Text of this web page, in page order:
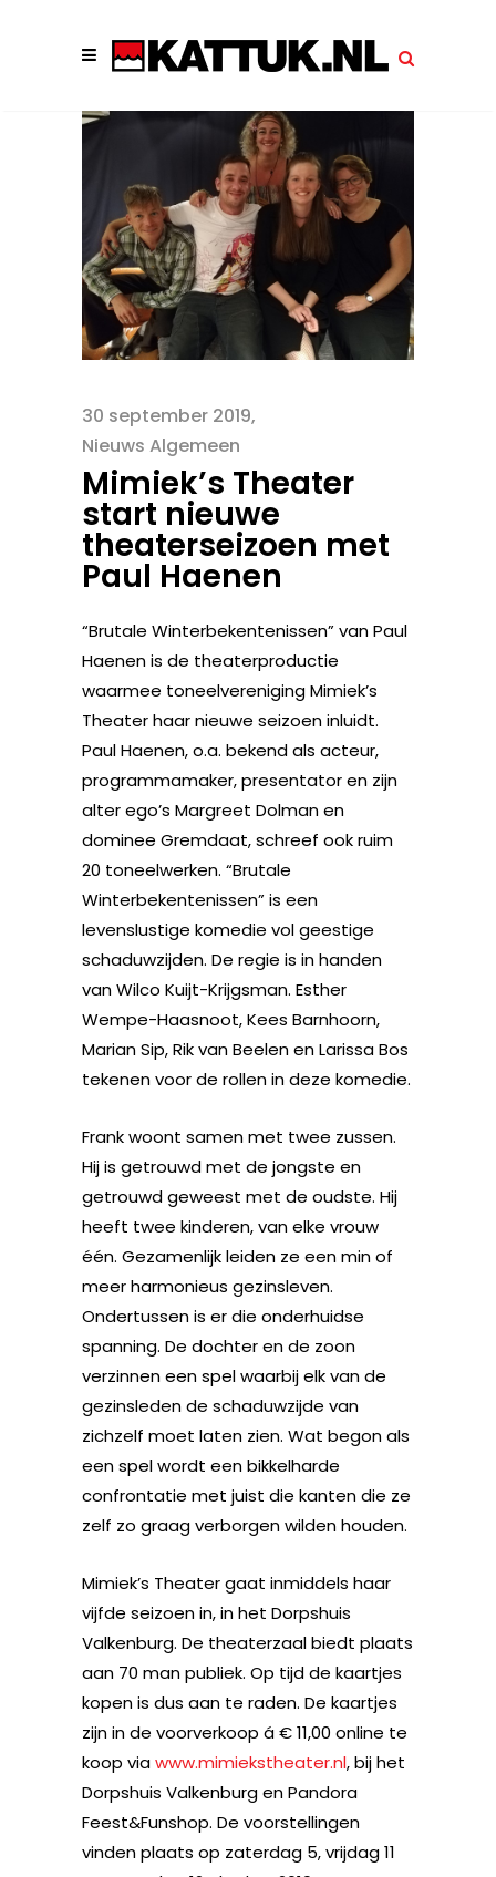
30 september 2019
Nieuws Algemeen
Mimiek’s Theater
start nieuwe
theaterseizoen met
Paul Haenen
“Brutale Winterbekentenissen” van Paul
Haenen is de theaterproductie
waarmee toneelvereniging Mimiek’s
Theater haar nieuwe seizoen inluidt.
Paul Haenen, o.a. bekend als acteur,
programmamaker, presentator en zijn
alter ego’s Margreet Dolman en
dominee Gremdaat, schreef ook ruim
20 toneelwerken. “Brutale
Winterbekentenissen” is een
levenslustige komedie vol geestige
schaduwzijden. De regie is in handen
van Wilco Kuijt-Krijgsman. Esther
Wempe-Haasnoot, Kees Barnhoorn,
Marian Sip, Rik van Beelen en Larissa Bos
tekenen voor de rollen in deze komedie.
Frank woont samen met twee zussen.
Hij is getrouwd met de jongste en
getrouwd geweest met de oudste. Hij
heeft twee kinderen, van elke vrouw
één. Gezamenlijk leiden ze een min of
meer harmonieus gezinsleven.
Ondertussen is er die onderhuidse
spanning. De dochter en de zoon
verzinnen een spel waarbij elk van de
gezinsleden de schaduwzijde van
zichzelf moet laten zien. Wat begon als
een spel wordt een bikkelharde
confrontatie met juist die kanten die ze
zelf zo graag verborgen wilden houden.
Mimiek’s Theater gaat inmiddels haar
vijfde seizoen in, in het Dorpshuis
Valkenburg. De theaterzaal biedt plaats
aan 70 man publiek. Op tijd de kaartjes
kopen is dus aan te raden. De kaartjes
zijn in de voorverkoop á € 11,00 online te
koop viawww.mimiekstheater.nl, bij het
Dorpshuis Valkenburg en Pandora
Feest&Funshop. De voorstellingen
vinden plaats op zaterdag 5, vrijdag 11